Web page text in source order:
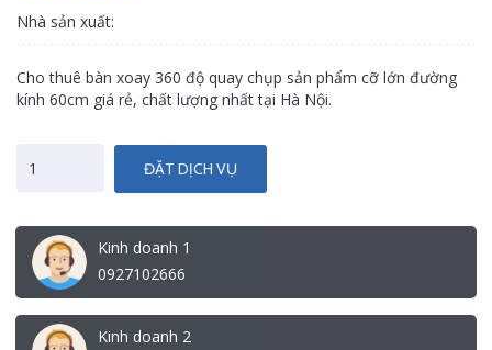
Nhà sản xuất:
Cho thuê bàn xoay 360 độ quay chụp sản phẩm cỡ lớn đường
kính 60cm giá rẻ, chất lượng nhất tại Hà Nội.
ĐẶT DỊCH VỤ
Kinh doanh 1
0927102666
Kinh doanh 2